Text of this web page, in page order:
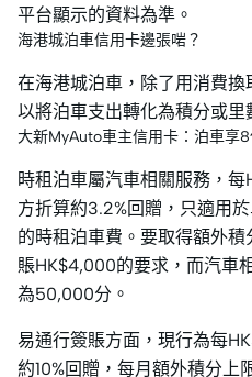
平台顯示的資料為準。
海港城泊車信用卡邊張啱？
在海港城泊車，除了用消費
以將泊車支出轉化為積分或里
大新MyAuto車主信用卡：泊車享
時租泊車屬汽車相關服務，
方折算約3.2%回贈，只適用
的時租泊車費。要取得額外
賬HK$4,000的要求，而汽車
為50,000分。
易通行簽賬方面，現行為每
約10%回贈，每月額外積分